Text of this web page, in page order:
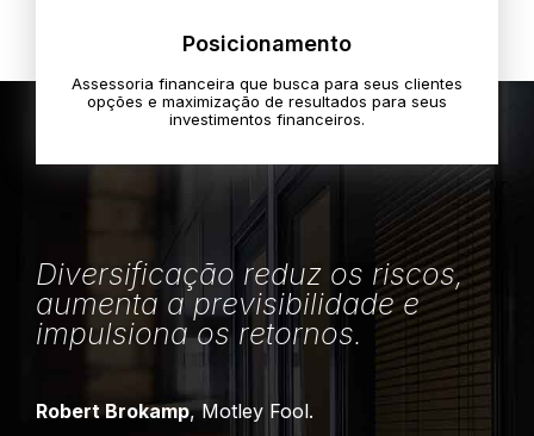
Posicionamento
Assessoria financeira que busca para seus clientes
opções e maximização de resultados para seus
investimentos financeiros.
Diversificação reduz os riscos,
aumenta a previsibilidade e
impulsiona os retornos.
Robert Brokamp, Motley Fool.